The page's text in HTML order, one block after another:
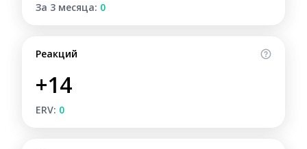
За 3 месяца: 0
Реакций
+14
ERV: 0